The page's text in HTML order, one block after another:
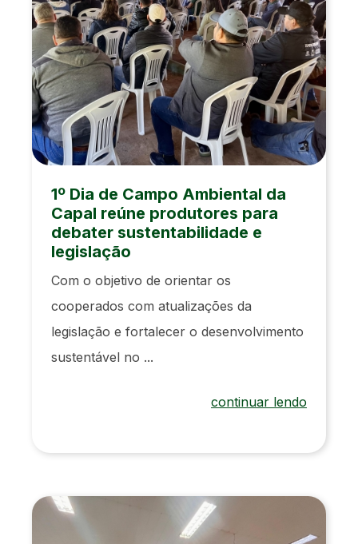
1º Dia de Campo Ambiental da
Capal reúne produtores para
debater sustentabilidade e
legislação
Com o objetivo de orientar os
cooperados com atualizações da
legislação e fortalecer o desenvolvimento
sustentável no ...
continuar lendo